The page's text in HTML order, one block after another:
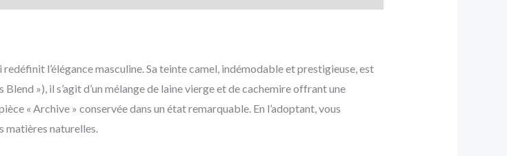
l’élégance masculine. Sa teinte camel, indémodable et prestigieuse, est
»), il s’agit d’un mélange de laine vierge et de cachemire offrant une
« Archive » conservée dans un état remarquable. En l’adoptant, vous
matières naturelles.